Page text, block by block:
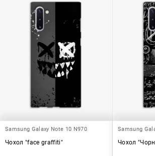
Samsung Galaxy Note 10 N970
Чохол "face graffiti"
Samsung
Чохол